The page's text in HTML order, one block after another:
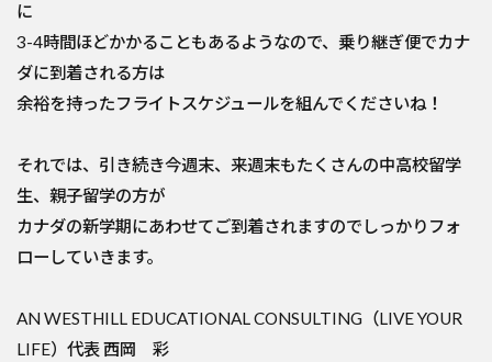
に
3-4時間ほどかかることもあるようなので、乗り継ぎ便でカナ
ダに到着される方は
余裕を持ったフライトスケジュールを組んでくださいね！
それでは、引き続き今週末、来週末もたくさんの中高校留学
生、親子留学の方が
カナダの新学期にあわせてご到着されますのでしっかりフォ
ローしていきます。
AN WESTHILL EDUCATIONAL CONSULTING（LIVE YOUR
LIFE）代表 西岡 彩